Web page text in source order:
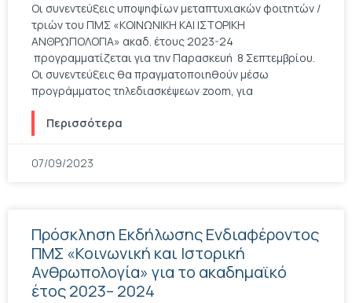
Οι συνεντεύξεις υποψηφίων μεταπτυχιακών φοιτητών /
τριών του ΠΜΣ «ΚΟΙΝΩΝΙΚΗ ΚΑΙ ΙΣΤΟΡΙΚΗ
ΑΝΘΡΩΠΟΛΟΓΙΑ» ακαδ. έτους 2023-24
προγραμματίζεται για την Παρασκευή 8 Σεπτεμβρίου.
Οι συνεντεύξεις θα πραγματοποιηθούν μέσω
προγράμματος τηλεδιασκέψεων zoom, για
Περισσότερα
07/09/2023
Πρόσκληση Εκδήλωσης Ενδιαφέροντος
ΠΜΣ «Κοινωνική και Ιστορική
Ανθρωπολογία» για το ακαδημαϊκό
έτος 2023– 2024